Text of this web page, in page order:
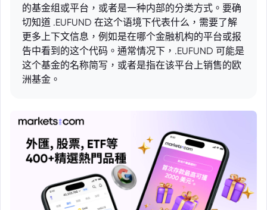
的基金组或平台，或者是一种内部的分类方式。要确
切知道 .EUFUND 在这个语境下代表什么，需要了解
更多上下文信息，例如是在哪个金融机构的平台或报
告中看到的这个代码。通常情况下，.EUFUND 可能是
这个基金的名称简写，或者是指在该平台上销售的欧
洲基金。